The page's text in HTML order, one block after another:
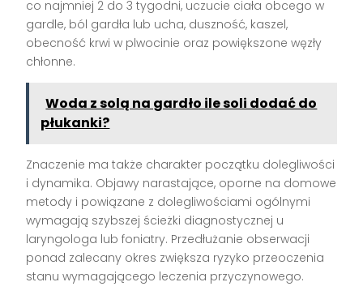
co najmniej 2 do 3 tygodni, uczucie ciała obcego w
gardle, ból gardła lub ucha, duszność, kaszel,
obecność krwi w plwocinie oraz powiększone węzły
chłonne.
Woda z solą na gardło ile soli dodać do
płukanki?
Znaczenie ma także charakter początku dolegliwości
i dynamika. Objawy narastające, oporne na domowe
metody i powiązane z dolegliwościami ogólnymi
wymagają szybszej ścieżki diagnostycznej u
laryngologa lub foniatry. Przedłużanie obserwacji
ponad zalecany okres zwiększa ryzyko przeoczenia
stanu wymagającego leczenia przyczynowego.